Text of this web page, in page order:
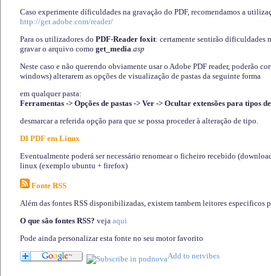
Caso experimente díficuldades na gravação do PDF, recomendamos a
http://get.adobe.com/reader/
Para os utilizadores do PDF-Reader foxit: certamente sentirão dificuldades
gravar o arquivo como get_media.asp
Neste caso e não querendo obviamente usar o Adobe PDF reader, poderão
windows) alterarem as opções de visualização de pastas da seguinte forma
em qualquer pasta:
Ferramentas -> Opções de pastas -> Ver -> Ocultar extensões para tipos
desmarcar a referida opção para que se possa proceder à alteração de tipo.
DI PDF em Linux
Eventualmente poderá ser necessário renomear o ficheiro recebido
linux (exemplo ubuntu + firefox)
Fonte RSS
Além das fontes RSS disponibilizadas, existem tambem leitores especificos
O que são fontes RSS? veja aqui
Pode ainda personalizar esta fonte no seu motor favorito